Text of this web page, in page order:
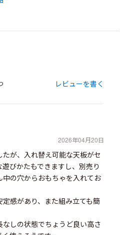
レビューを書く
2026年04月20日
が、入れ替え可能な天板がセ
びかたもできますし、別売り
の穴からおもちゃを入れてお
感があり、また組み立ても簡
しの状態でちょうど良い高さ